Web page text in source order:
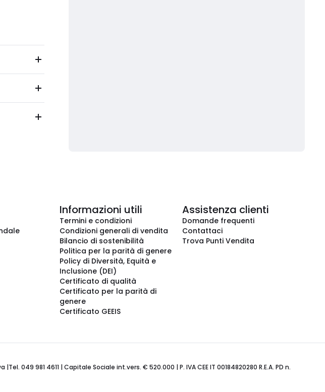
Informazioni utili
Termini e condizioni
Condizioni generali di vendita
Bilancio di sostenibilità
Politica per la parità di genere
Policy di Diversità, Equità e
Inclusione (DEI)
Certificato di qualità
Certificato per la parità di
genere
Certificato GEEIS
Assistenza clienti
Domande frequenti
Contattaci
Trova Punti Vendita
049 981 4611 | Capitale Sociale int.vers. € 520.000 | P. IVA CEE IT 00184820280 R.E.A. PD n.